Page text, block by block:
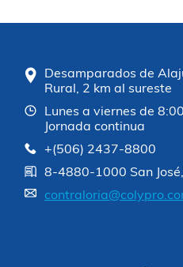
Desamparados de
Rural, 2 km al sureste
Lunes a viernes de
Jornada continua
+(506) 2437-8800
8-4880-1000 San